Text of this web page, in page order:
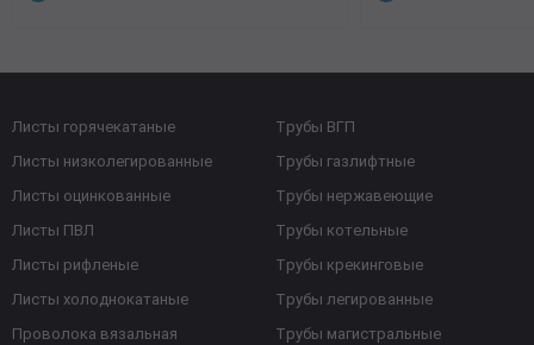
Листы горячекатаные
Листы низколегированные
Листы оцинкованные
Листы ПВЛ
Листы рифленые
Листы холоднокатаные
Проволока вязальная
Трубы ВГП
Трубы газлифтные
Трубы нержавеющие
Трубы котельные
Трубы крекинговые
Трубы легированные
Трубы магистральные